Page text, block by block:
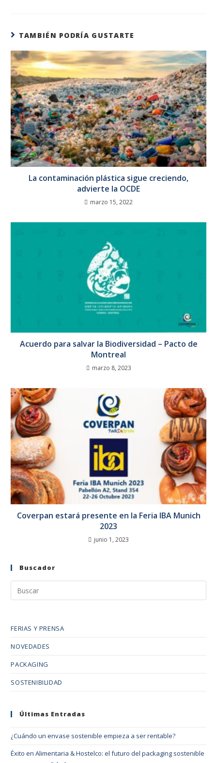
TAMBIÉN PODRÍA GUSTARTE
La contaminación plástica sigue creciendo,
advierte la OCDE
marzo 15, 2022
Acuerdo para salvar la Biodiversidad – Pacto de
Montreal
marzo 8, 2023
Coverpan estará presente en la Feria IBA Munich
2023
junio 1, 2023
Buscador
FERIAS Y PRENSA
NOVEDADES
PACKAGING
SOSTENIBILIDAD
Últimas Entradas
¿Cuándo un envase sostenible empieza a ser rentable?
Éxito en Alimentaria & Hostelco: el futuro del packaging sostenible